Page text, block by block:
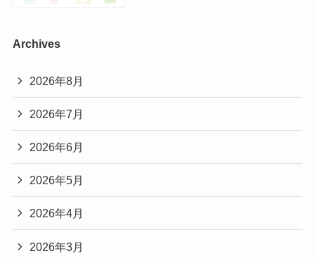
Archives
2026年8月
2026年7月
2026年6月
2026年5月
2026年4月
2026年3月